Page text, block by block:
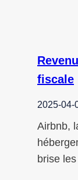
fiscale
2025-04-
Airbnb,
brise